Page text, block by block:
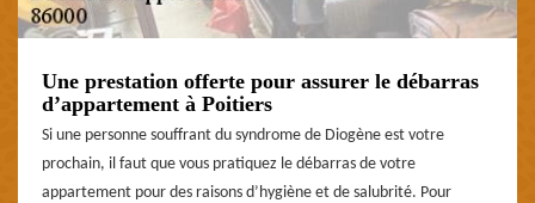
Une prestation offerte pour assurer le débarras
d’appartement à Poitiers
Si une personne souffrant du syndrome de Diogène est votre
prochain, il faut que vous pratiquez le débarras de votre
appartement pour des raisons d’hygiène et de salubrité. Pour